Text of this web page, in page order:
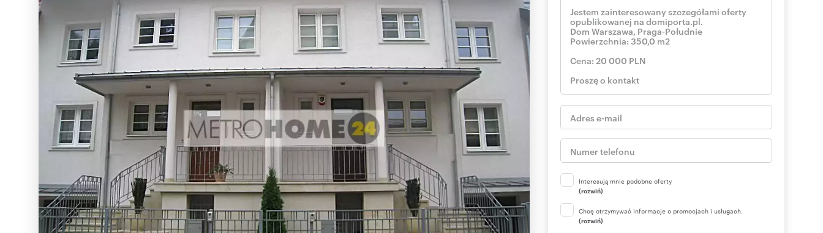
Interesują mnie podobne oferty
(rozwiń)
Chcę otrzymywać informacje o promocjach i usługach.
(rozwiń)